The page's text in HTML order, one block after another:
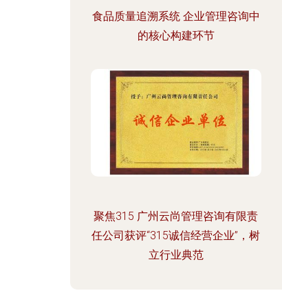
食品质量追溯系统 企业管理咨询中
的核心构建环节
聚焦315 广州云尚管理咨询有限责
任公司获评“315诚信经营企业”，树
立行业典范